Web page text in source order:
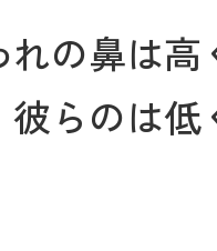
れの鼻は
彼らのは